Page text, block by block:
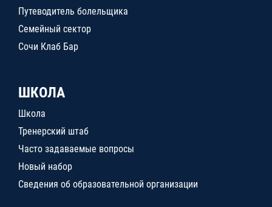
Путеводитель болельщика
Семейный сектор
Сочи Клаб Бар
ШКОЛА
Школа
Тренерский штаб
Часто задаваемые вопросы
Новый набор
Сведения об образовательной организации